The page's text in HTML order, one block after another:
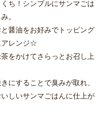
ち！シンプルにサンマごは
。
醤油をお好みでトッピング
アレンジ☆
をかけてさらっとお召し上
にすることで臭みが取れ、
しいサンマごはんに仕上が